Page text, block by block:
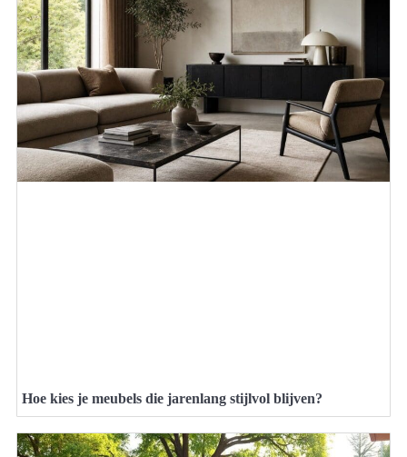
Hoe kies je meubels die jarenlang stijlvol blijven?